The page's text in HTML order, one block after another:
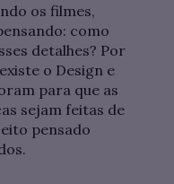
os filmes,
como
detalhes? Por
o Design e
para que as
sejam feitas de
pensado